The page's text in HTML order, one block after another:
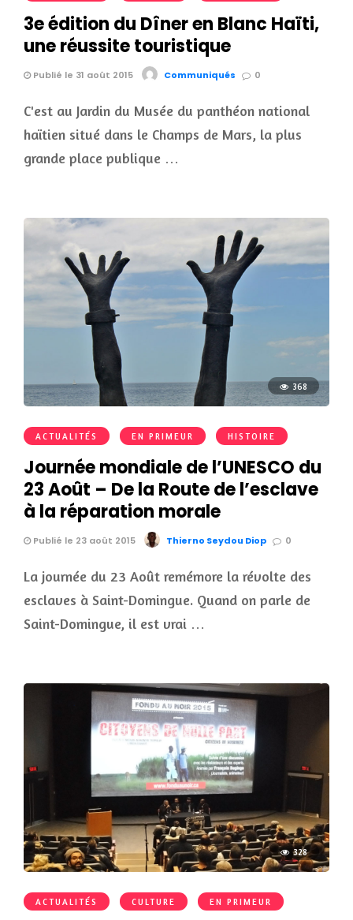
3e édition du Dîner en Blanc Haïti,
une réussite touristique
Publié le 31 août 2015 Communiqués 0
C'est au Jardin du Musée du panthéon national
haïtien situé dans le Champs de Mars, la plus
grande place publique …
368
ACTUALITÉS EN PRIMEUR HISTOIRE
Journée mondiale de l’UNESCO du
23 Août – De la Route de l’esclave
à la réparation morale
Publié le 23 août 2015 Thierno Seydou Diop 0
La journée du 23 Août remémore la révolte des
esclaves à Saint-Domingue. Quand on parle de
Saint-Domingue, il est vrai …
328
ACTUALITÉS CULTURE EN PRIMEUR